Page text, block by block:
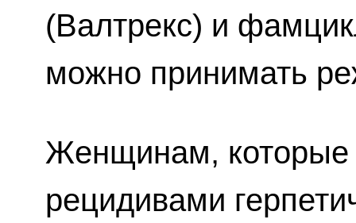
(Валтрекс) и
можно принимать
Женщинам, которые
рецидивами